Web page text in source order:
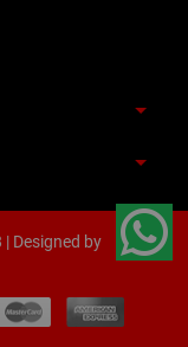
Designed by